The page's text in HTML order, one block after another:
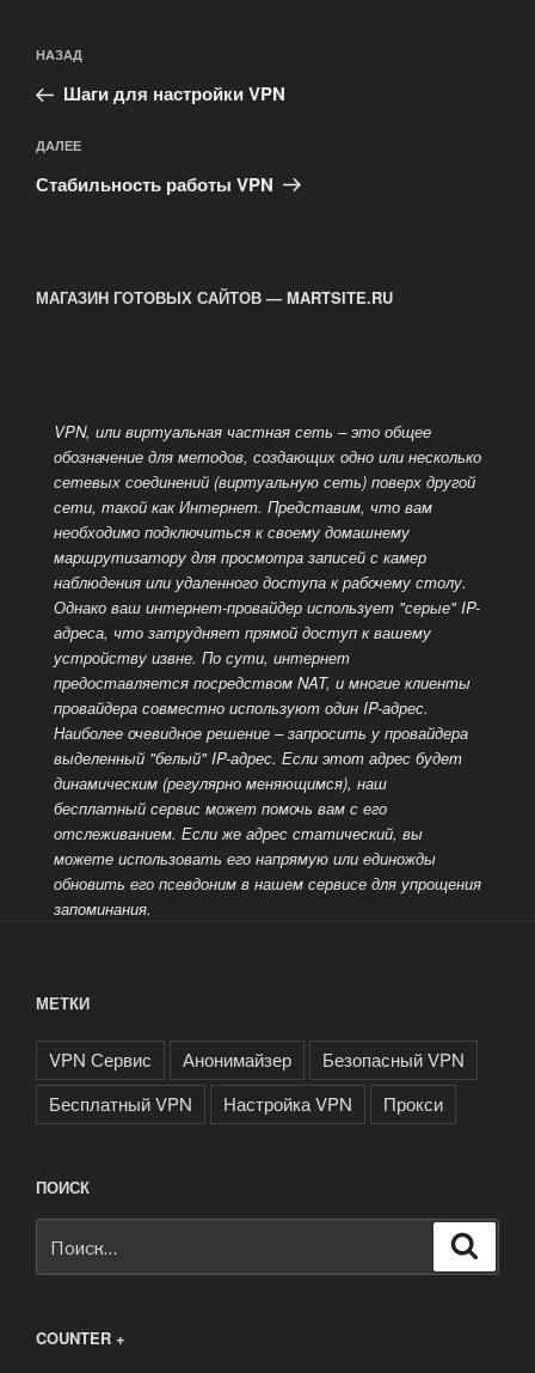
по
записям
Предыдущая
запись:
НАЗАД
Шаги для настройки VPN
Следующая
запись
ДАЛЕЕ
Стабильность работы VPN
МАГАЗИН ГОТОВЫХ САЙТОВ — MARTSITE.RU
VPN, или виртуальная частная сеть – это общее
обозначение для методов, создающих одно или несколько
сетевых соединений (виртуальную сеть) поверх другой
сети, такой какИнтернет. Представим, что вам
необходимо подключиться к своему домашнему
маршрутизатору для просмотра записей с камер
наблюдения или удаленного доступа к рабочему столу.
Однако ваш интернет-провайдер использует "серые" IP-
адреса, что затрудняет прямой доступ к вашему
устройству извне. По сути, интернет
предоставляется посредством NAT, и многие клиенты
провайдера совместно используют один IP-адрес.
Наиболее очевидное решение – запросить у провайдера
выделенный "белый" IP-адрес. Если этот адрес будет
динамическим (регулярно меняющимся), наш
бесплатный сервис может помочь вам с его
отслеживанием. Если же адрес статический, вы
можете использовать его напрямую или единожды
обновить его псевдоним в нашем сервисе для упрощения
запоминания.
МЕТКИ
VPN Сервис Анонимайзер
Безопасный VPN
Бесплатный VPN
Настройка VPN Прокси
ПОИСК
COUNTER +